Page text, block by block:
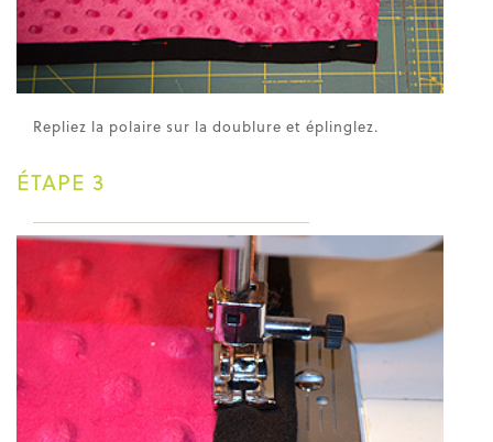
Repliez la polaire sur la doublure et éplinglez.
ÉTAPE 3